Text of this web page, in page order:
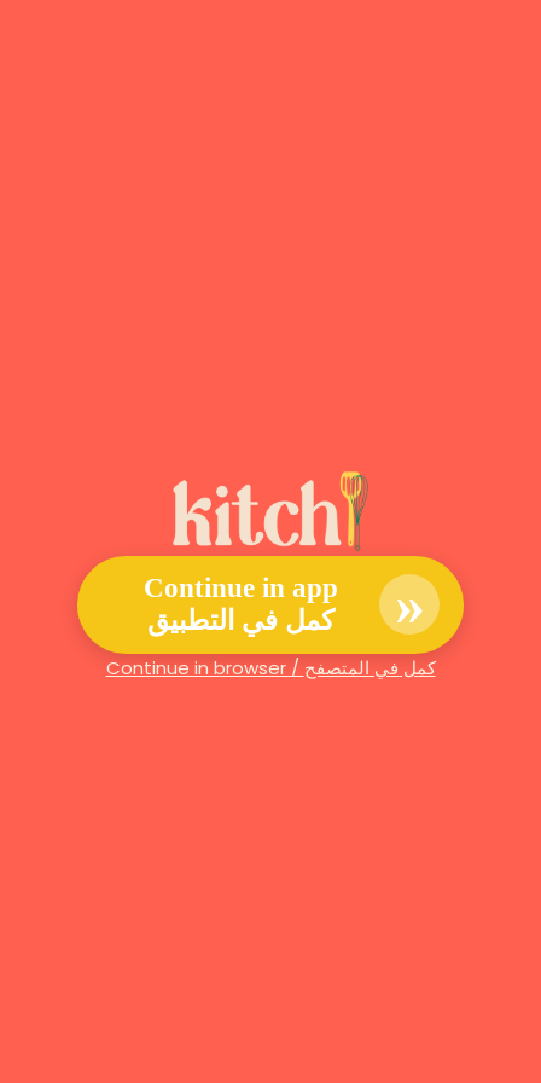
Continue in app
كمل في التطبيق
»
Continue in browser / كمل في المتصفح